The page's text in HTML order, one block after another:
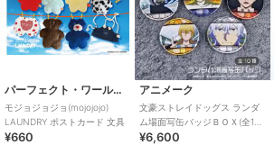
パーフェクト・ワールド・トーキョー
モジョジョジョ(mojojojo)
LAUNDRY ポストカード 文具
¥660
アニメーク
文豪ストレイドッグス ランダ
ム場面写缶バッジＢＯＸ(全10
種)
¥6,600